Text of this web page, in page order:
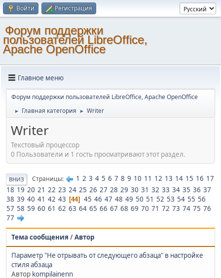
Войти Регистрация
Форум поддержки
пользователей LibreOffice,
Apache OpenOffice
Главное меню
Форум поддержки пользователей LibreOffice, Apache OpenOffice
► Главная категория ► Writer
Writer
Текстовый процессор
0 Пользователи и 1 гость просматривают этот раздел.
ВНИЗ Страницы 1 2 3 4 5 6 7 8 9 10 11 12 13 14 15 16 17
18 19 20 21 22 23 24 25 26 27 28 29 30 31 32 33 34 35 36 37
38 39 40 41 42 43 44 45 46 47 48 49 50 51 52 53 54 55 56
57 58 59 60 61 62 63 64 65 66 67 68 69 70 71 72 73 74 75 76
77
Тема сообщения /Автор
Параметр "Не отрывать от следующего абзаца" в настройке
стиля абзаца
Автор kompilainenn